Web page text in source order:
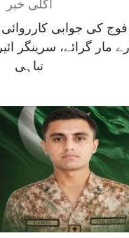
اگلی خبر
کی جوابی کارروائی
مار گرائے، سرینگر
تباہی